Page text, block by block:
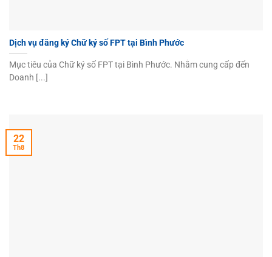
Dịch vụ đăng ký Chữ ký số FPT tại Bình Phước
Mục tiêu của Chữ ký số FPT tại Bình Phước. Nhằm cung cấp đến
Doanh [...]
22
Th8